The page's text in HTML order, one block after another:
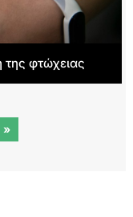
της φτώχειας
»